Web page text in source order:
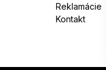
Reklamácie
Kontakt